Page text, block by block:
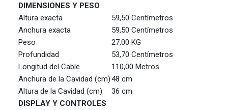
DIMENSIONES Y PESO
Altura exacta
59,50 Centímetros
Anchura exacta
59,50 Centímetros
Peso
27,00 KG
Profundidad
53,70 Centímetros
Longitud del Cable
110,00 Metros
Anchura de la Cavidad (cm)48 cm
Altura de la Cavidad (cm)
36 cm
DISPLAY Y CONTROLES